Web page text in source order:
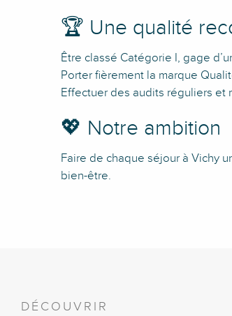
🏆 Une qualité
Être classé Catégorie I, gage
Porter fièrement la marque
Effectuer des audits réguliers et
💖 Notre ambition
Faire de chaque séjour à Vichy
bien-être.
DÉCOUVRIR